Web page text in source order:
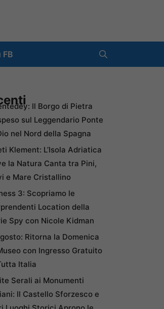
FB
Il Borgo di Pietra
sul Leggendario Ponte
nel Nord della Spagna
Klement: L’Isola Adriatica
la Natura Canta tra Pini,
e Mare Cristallino
3: Scopriamo le
Location della
Spy con Nicole Kidman
Ritorna la Domenica
con Ingresso Gratuito
Italia
Serali ai Monumenti
Il Castello Sforzesco e